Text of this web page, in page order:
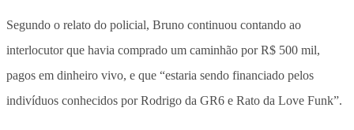
Segundo o relato do policial, Bruno continuou contando ao
interlocutor que havia comprado um caminhão por R$ 500 mil,
pagos em dinheiro vivo, e que “estaria sendo financiado pelos
indivíduos conhecidos por Rodrigo da GR6 e Rato da Love Funk”.